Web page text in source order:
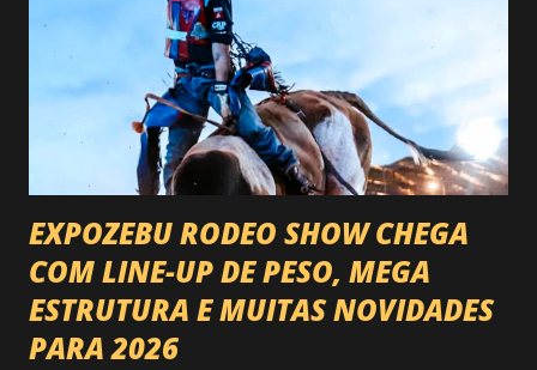
EXPOZEBU RODEO SHOW CHEGA
COM LINE-UP DE PESO, MEGA
ESTRUTURA E MUITAS NOVIDADES
PARA 2026